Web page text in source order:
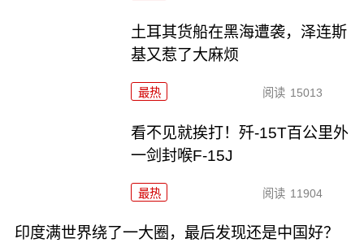
土耳其货船在黑海遭袭，泽连斯
基又惹了大麻烦
最热 阅读 15013
看不见就挨打！歼-15T百公里外
一剑封喉F-15J
最热 阅读 11904
印度满世界绕了一大圈，最后发现还是中国好？